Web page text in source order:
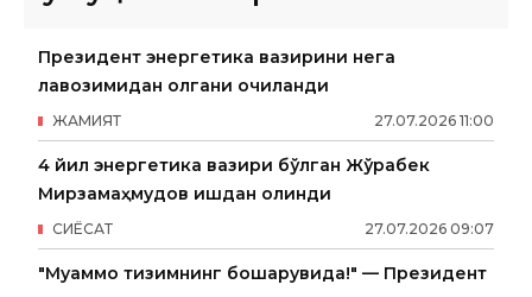
Президент энергетика вазирини нега
лавозимидан олгани очиқланди
27.07.2026 11:00
ЖАМИЯТ
4 йил энергетика вазири бўлган Жўрабек
Мирзамаҳмудов ишдан олинди
27.07.2026 09:07
СИËСАТ
"Муаммо тизимнинг бошқарувида!" — Президент